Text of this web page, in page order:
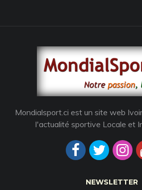
Mondialsport.ci est un site web
l'actualité sportive Locale et
NEWSLETTER